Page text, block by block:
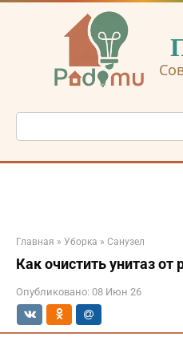
Перейти
Поиск:
Главная » Уборка » Санузел
Как очистить унитаз
Опубликовано: 08 Июн 26